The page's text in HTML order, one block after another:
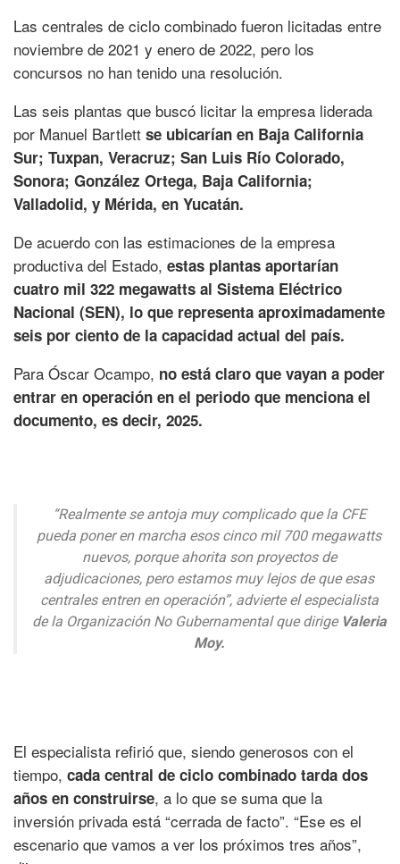
Las centrales de ciclo combinado fueron licitadas entre
noviembre de 2021 y enero de 2022, pero los
concursos no han tenido una resolución.
Las seis plantas que buscó licitar la empresa liderada
por Manuel Bartlett se ubicarían en Baja California
Sur; Tuxpan, Veracruz; San Luis Río Colorado,
Sonora; González Ortega, Baja California;
Valladolid, y Mérida, en Yucatán.
De acuerdo con las estimaciones de la empresa
productiva del Estado, estas plantas aportarían
cuatro mil 322 megawatts al Sistema Eléctrico
Nacional (SEN), lo que representa aproximadamente
seis por ciento de la capacidad actual del país.
Para Óscar Ocampo, no está claro que vayan a poder
entrar en operación en el periodo que menciona el
documento, es decir, 2025.
“Realmente se antoja muy complicado que la CFE
pueda poner en marcha esos cinco mil 700 megawatts
nuevos, porque ahorita son proyectos de
adjudicaciones, pero estamos muy lejos de que esas
centrales entren en operación”, advierte el especialista
de la Organización No Gubernamental que dirige Valeria
Moy.
El especialista refirió que, siendo generosos con el
tiempo, cada central de ciclo combinado tarda dos
años en construirse, a lo que se suma que la
inversión privada está “cerrada de facto”. “Ese es el
escenario que vamos a ver los próximos tres años”,